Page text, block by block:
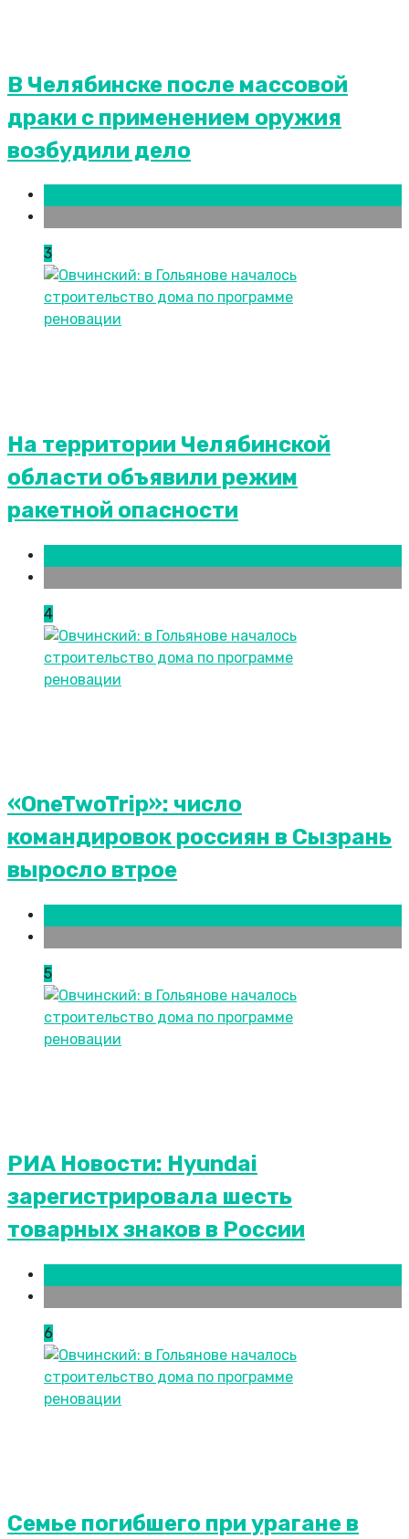
В Челябинске после массовой
драки с применением оружия
возбудили дело
3
На территории Челябинской
области объявили режим
ракетной опасности
4
«OneTwoTrip»: число
командировок россиян в Сызрань
выросло втрое
5
РИА Новости: Hyundai
зарегистрировала шесть
товарных знаков в России
6
Семье погибшего при урагане в